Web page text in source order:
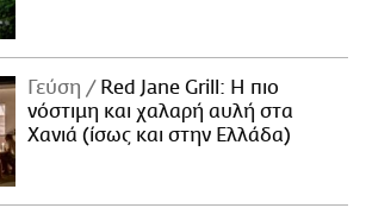
Γεύση
Red Jane Grill: Η πιο
νόστιμη και χαλαρή αυλή στα
Χανιά (ίσως και στην Ελλάδα)